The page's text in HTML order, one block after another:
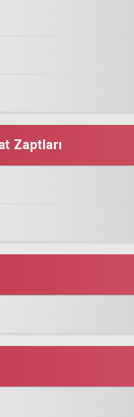
Zaptları